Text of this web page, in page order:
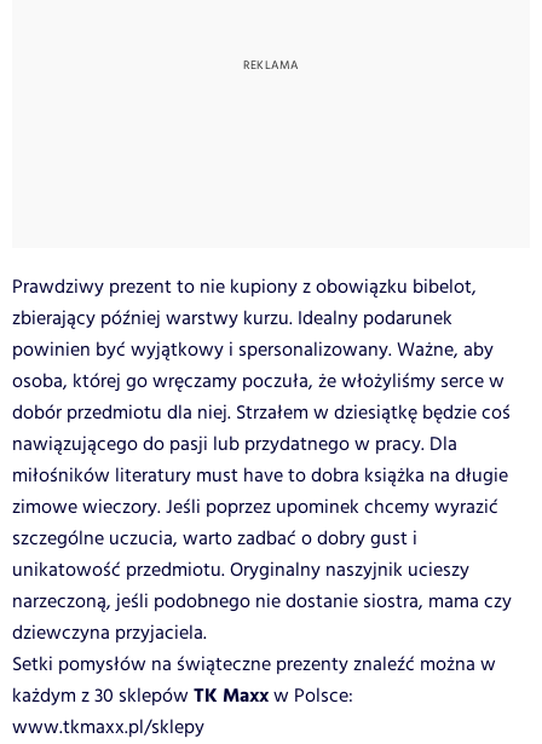
Prawdziwy prezent to nie kupiony z obowiązku bibelot,
zbierający później warstwy kurzu. Idealny podarunek
powinien być wyjątkowy i spersonalizowany. Ważne, aby
osoba, której go wręczamy poczuła, że włożyliśmy serce w
dobór przedmiotu dla niej. Strzałem w dziesiątkę będzie coś
nawiązującego do pasji lub przydatnego w pracy. Dla
miłośników literatury must have to dobra książka na długie
zimowe wieczory. Jeśli poprzez upominek chcemy wyrazić
szczególne uczucia, warto zadbać o dobry gust i
unikatowość przedmiotu. Oryginalny naszyjnik ucieszy
narzeczoną, jeśli podobnego nie dostanie siostra, mama czy
dziewczyna przyjaciela.
Setki pomysłów na świąteczne prezenty znaleźć można w
każdym z 30 sklepów TK Maxxw Polsce:
www.tkmaxx.pl/sklepy